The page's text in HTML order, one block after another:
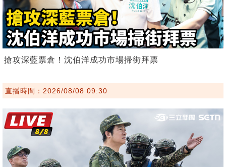
搶攻深藍票倉！沈伯洋成功市場掃街拜票
直播時間：2026/08/08 09:30